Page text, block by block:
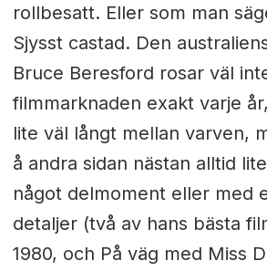
rollbesatt. Eller som man
Sjysst castad. Den
Bruce Beresford rosar väl
filmmarknaden exakt varje
lite väl långt mellan varven,
å andra sidan nästan alltid
något delmoment eller med
detaljer (två av hans bästa
1980, och På väg med Miss